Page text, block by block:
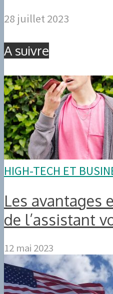
28 juillet 2023
A suivre
HIGH-TECH ET
Les avantages
de l’assistant
12 mai 2023